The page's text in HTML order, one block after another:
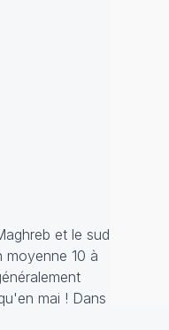
et le sud
moyenne 10 à
mai ! Dans